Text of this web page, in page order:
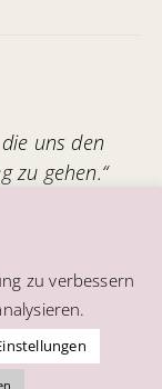
uns den
zu gehen.“
AG
zu verbessern